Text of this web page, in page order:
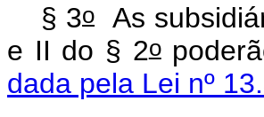
§ 3o
As
e II do § 2o
dada pela Lei nº